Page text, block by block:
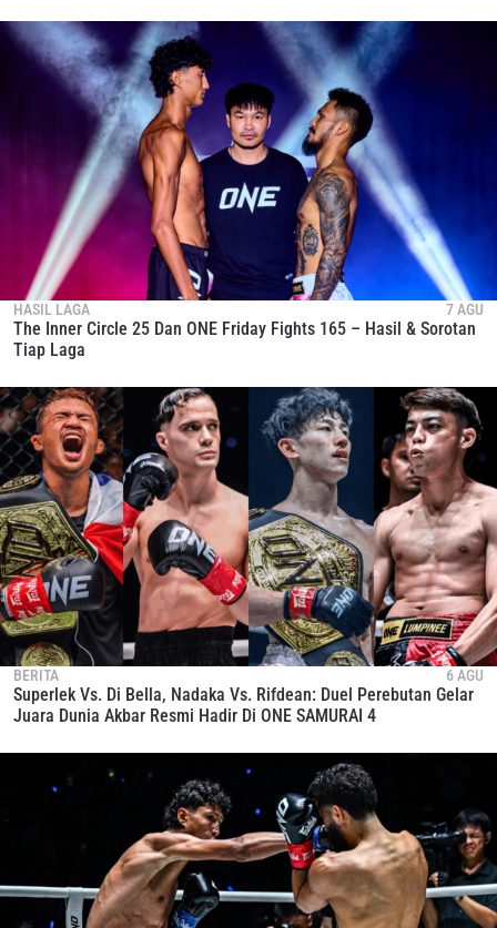
HASIL LAGA 7 AGU
The Inner Circle 25 Dan ONE Friday Fights 165 – Hasil & Sorotan
Tiap Laga
BERITA 6 AGU
Superlek Vs. Di Bella, Nadaka Vs. Rifdean: Duel Perebutan Gelar
Juara Dunia Akbar Resmi Hadir Di ONE SAMURAI 4
BERLANGGANAN
Dengan mengirimkan formulir ini, anda menyetujui
pengumpulan, penggunaan dan pembukaan informasi
anda berdasarkanKebijakan Privasikami. Anda dapat
membatalkan (unsubscribe) dari jenis komunikasi ini
kapan saja.